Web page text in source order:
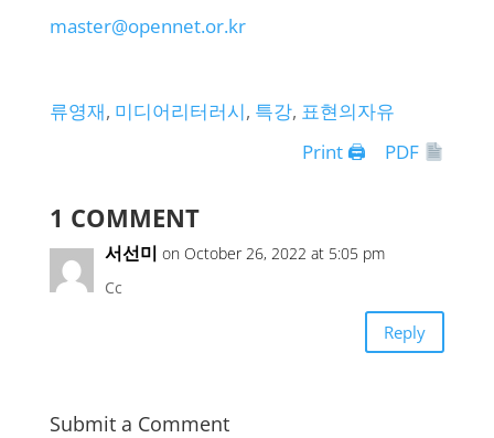
master@opennet.or.kr
류영재, 미디어리터러시, 특강, 표현의자유
Print 🖨
PDF
1 COMMENT
서선미 on October 26, 2022 at 5:05 pm
Cc
Reply
Submit a Comment